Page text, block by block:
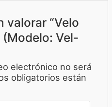
valorar “Velo
Vel-
electrónico no será
obligatorios están